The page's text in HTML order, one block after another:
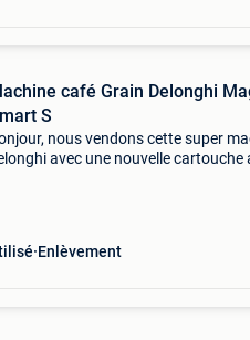
café Grain Delonghi
S
nous vendons cette super
avec une nouvelle cartouche
Enlèvement